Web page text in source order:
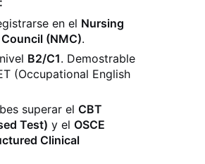
en el Nursing
(NMC).
B2/C1. Demostrable
(Occupational English
superar el CBT
Test) y el OSCE
Clinical